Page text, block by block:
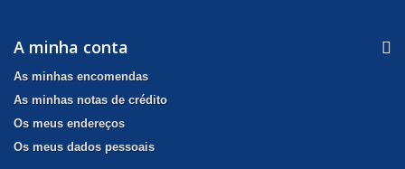
A minha conta
As minhas encomendas
As minhas notas de crédito
Os meus endereços
Os meus dados pessoais